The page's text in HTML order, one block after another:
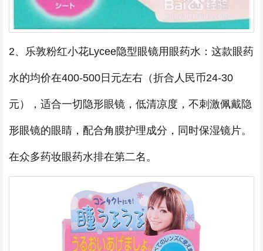
2、乐敦粉红小花Lycee隐型眼镜用眼药水：这款眼药
水的均价在400-500日元左右（折合人民币24-30
元），适合一切隐形眼镜，低清凉度，不刺激佩戴隐
形眼镜的眼睛，配合角膜护理成分，同时保湿镜片。
在众多药妆眼药水排在第二名。